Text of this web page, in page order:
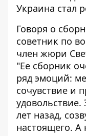
Говоря о
советник по
член жюри
"Ее сборник
ряд эмоций:
сочувствие и
удовольствие.
лет назад,
настоящего.